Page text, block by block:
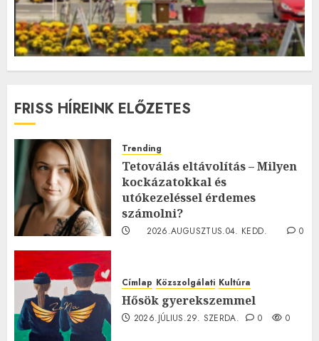
FRISS HÍREINK ELŐZETES
Trending
Tetoválás eltávolítás – Milyen
kockázatokkal és
utókezeléssel érdemes
számolni?
2026.AUGUSZTUS.04. KEDD.
0
Címlap Közszolgálati Kultúra
Hősök gyerekszemmel
2026.JÚLIUS.29. SZERDA. 0 0